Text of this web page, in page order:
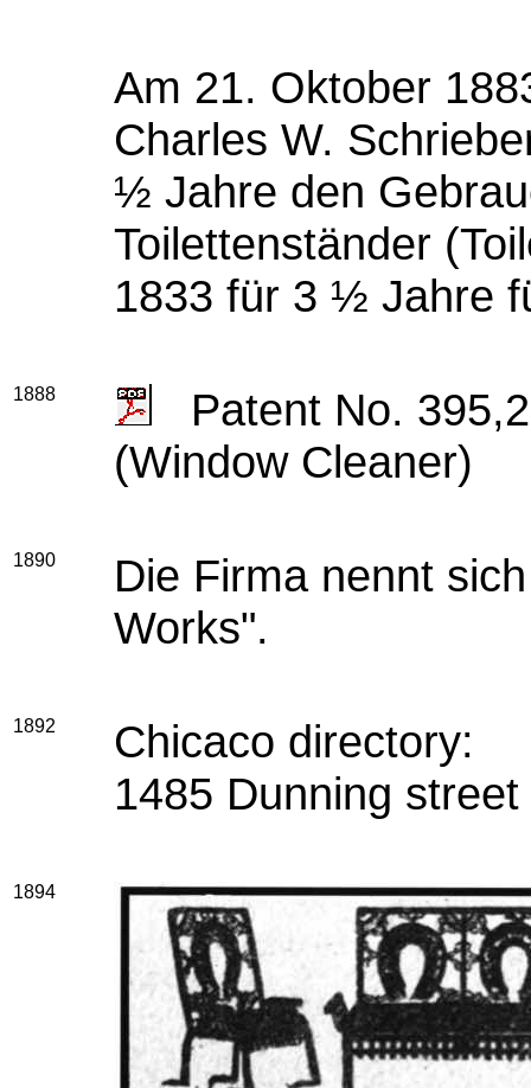
Am 21. Oktober
Charles W.
½ Jahre den
Toilettenständer
1833 für 3 ½ Jahre
1888
Patent No.
(Window Cleaner)
1890
Die Firma nennt
Works".
1892
Chicaco directory:
1485 Dunning street
1894